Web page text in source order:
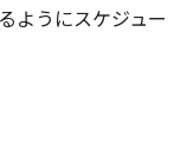
ようにスケジュー